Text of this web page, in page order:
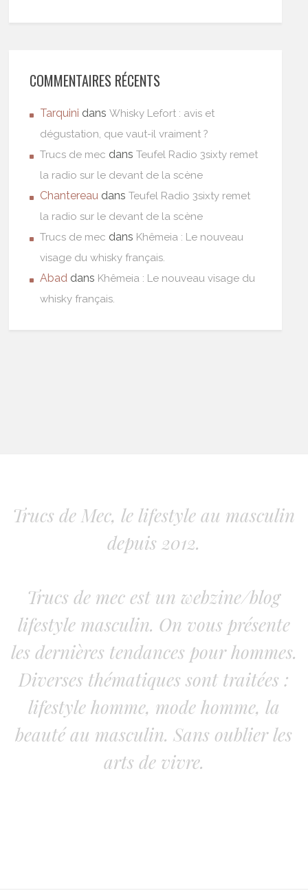
COMMENTAIRES RÉCENTS
Tarquini dansWhisky Lefort : avis et
dégustation, que vaut-il vraiment ?
Trucs de mec dansTeufel Radio 3sixty remet
la radio sur le devant de la scène
Chantereau dansTeufel Radio 3sixty remet
la radio sur le devant de la scène
Trucs de mec dans Khêmeia : Le nouveau
visage du whisky français.
Abad dans Khêmeia : Le nouveau visage du
whisky français.
Trucs de Mec, le lifestyle au masculin
depuis 2012.
Trucs de mec est un webzine/blog
lifestyle masculin. On vous présente
les dernières tendances pour hommes.
Diverses thématiques sont traitées :
lifestyle homme, mode homme, la
beauté au masculin. Sans oublier les
arts de vivre.